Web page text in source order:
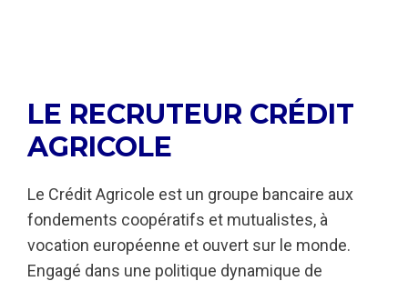
LE RECRUTEUR CRÉDIT
AGRICOLE
Le Crédit Agricole est un groupe bancaire aux
fondements coopératifs et mutualistes, à
vocation européenne et ouvert sur le monde.
Engagé dans une politique dynamique de